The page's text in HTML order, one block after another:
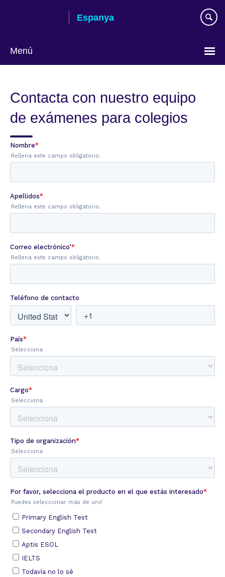
Espanya
Menú
teu
Contacta con nuestro equipo
de exámenes para colegios